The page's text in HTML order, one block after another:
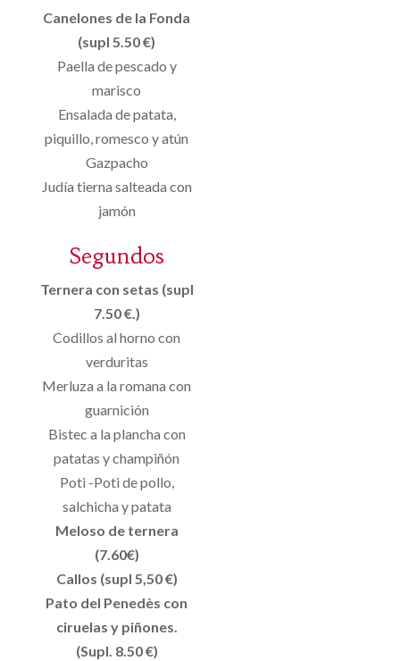
Canelones de la Fonda
(supl 5.50 €)
Paella de pescado y
marisco
Ensalada de patata,
piquillo, romesco y atún
Gazpacho
Judía tierna salteada con
jamón
Segundos
Ternera con setas (supl
7.50 €.)
Codillos al horno con
verduritas
Merluza a la romana con
guarnición
Bistec a la plancha con
patatas y champiñón
Poti -Poti de pollo,
salchicha y patata
Meloso de ternera
(7.60€)
Callos (supl 5,50 €)
Pato del Penedès con
ciruelas y piñones.
(Supl. 8.50 €)